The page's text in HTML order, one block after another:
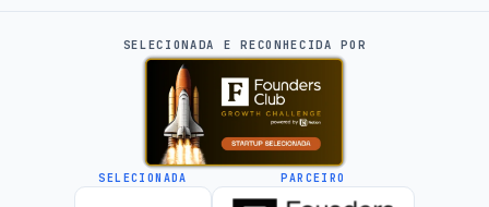
SELECIONADA E RECONHECIDA POR
SELECIONADA PARCEIRO